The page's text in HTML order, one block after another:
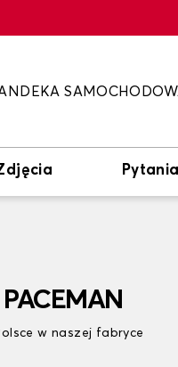
Pytania
w naszej fabryce